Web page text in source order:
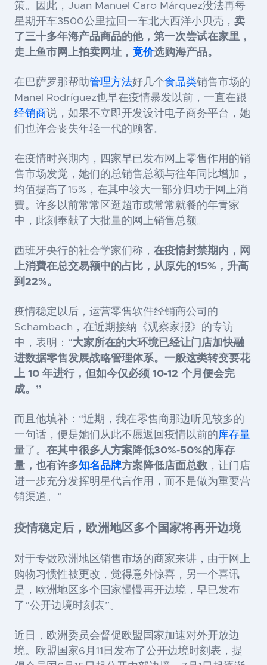
策。因此，Juan Manuel Caro Márquez没法再每
星期开车3500公里拉回一车北大西洋小贝壳， 卖
了三十多年海产品商品的他，第一次尝试在家里，
走上鱼市网上拍卖网址， 竟价选购海产品。
在巴萨罗那帮助管理方法好几个食品类销售市场的
Manel Rodríguez也早在疫情暴发以前，一直在跟
经销商说，如果不立即开发设计电子商务平台，她
们也许会丧失年轻一代的顾客。
在疫情时兴期内，四家早已发布网上零售作用的销
售市场发觉，她们的总销售总额与往年同比增加，
均值提高了15%，在其中较大一部分归功于网上消
費。许多以前常常区逛超市或常常就餐的年青家
中，此刻奉献了大批量的网上销售总额。
西班牙央行的社会学家们称， 在疫情封禁期内，网
上消費在总交易额中的占比，从原先的15%，升高
到22%。
疫情稳定以后，运营零售软件经销商公司的
Schambach，在近期接纳《观察家报》的专访
中，表明：“大家所在的大环境已经让门店加快融
进数据零售发展战略管理体系。一般这类转变要花
上 10 年进行，但如今仅必须 10-12 个月便会完
成。”
而且他填补： “近期，我在零售商那边听见较多的
一句话，便是她们从此不愿返回疫情以前的库存量
量了。 在其中很多人方案降低30%-50%的库存
量，也有许多知名品牌方案降低店面总数 ，让门店
进一步充分发挥明星代言作用，而不是做为重要营
销渠道。 ”
疫情稳定后，欧洲地区多个国家将再开边境
对于专做欧洲地区销售市场的商家来讲，由于网上
购物习惯性被更改，觉得意外惊喜，另一个喜讯
是，欧洲地区多个国家慢慢再开边境，早已发布
了 “公开边境时刻表”。
近日，欧洲委员会督促欧盟国家加速对外开放边
境。欧盟国家6月11日发布了公开边境时刻表，提